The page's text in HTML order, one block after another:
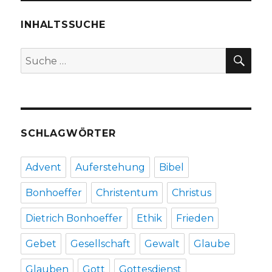
Welver
INHALTSSUCHE
Suche
nach:
SCHLAGWÖRTER
Advent Auferstehung Bibel
Bonhoeffer Christentum Christus
Dietrich Bonhoeffer Ethik Frieden
Gebet Gesellschaft Gewalt Glaube
Glauben Gott Gottesdienst